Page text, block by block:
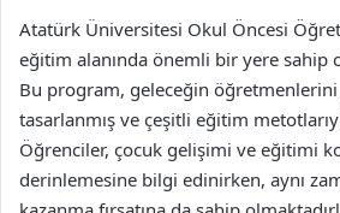
Atatürk Üniversitesi Okul Öncesi
eğitim alanında önemli bir yere sahip
Bu program, geleceğin
tasarlanmış ve çeşitli eğitim
Öğrenciler, çocuk gelişimi ve eğitimi
derinlemesine bilgi edinirken, aynı